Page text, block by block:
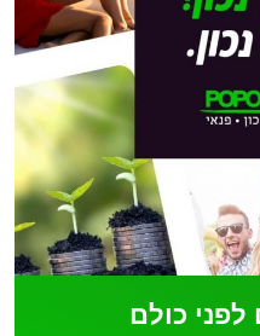
לפני כולם